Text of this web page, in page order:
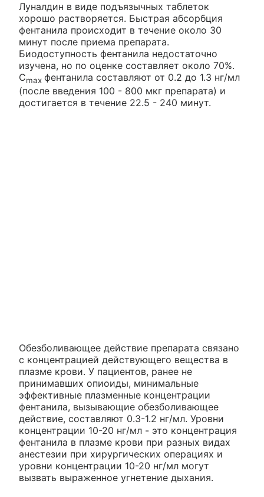
Луналдин в виде подъязычных таблеток
хорошо растворяется. Быстрая абсорбция
фентанила происходит в течение около 30
минут после приема препарата.
Биодоступность фентанила недостаточно
изучена, но по оценке составляет около 70%.
Cmax фентанила составляют от 0.2 до 1.3 нг/мл
(после введения 100 - 800 мкг препарата) и
достигается в течение 22.5 - 240 минут.
Обезболивающее действие препарата связано
с концентрацией действующего вещества в
плазме крови. У пациентов, ранее не
принимавших опиоиды, минимальные
эффективные плазменные концентрации
фентанила, вызывающие обезболивающее
действие, составляют 0.3-1.2 нг/мл. Уровни
концентрации 10-20 нг/мл - это концентрация
фентанила в плазме крови при разных видах
анестезии при хирургических операциях и
уровни концентрации 10-20 нг/мл могут
вызвать выраженное угнетение дыхания.